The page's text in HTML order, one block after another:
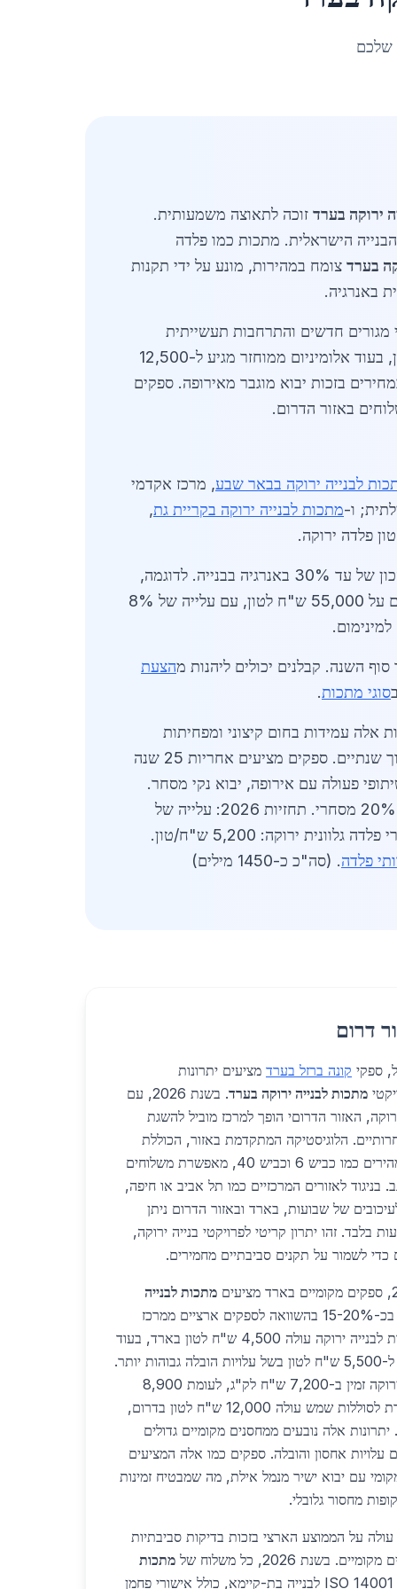
שלכם
ירוקה בערד זוכה לתאוצה משמעותית.
הישראלית. מתכות כמו פלדה
בערד צומח במהירות, מונע על ידי תקנות
באנרגיה.
מגורים חדשים והתרחבות תעשייתית
באזור. הפלדה הממוחזרת, שמהווה 60% משוק המתכות הירוקות, נמכרת במחיר ממוצע של 4,800 ש"ח לטון, בעוד אלומיניום ממוחזר מגיע ל-12,500
נתונים אלה מבוססים על דוחות רשמיים של לשכת סחר הפלדה בישראל ומשקפים ירידה של 5% במחירים בזכות יבוא מוגבר מאירופה. ספקים
לבנייה ירוקה בבאר שבע, מרכז אקדמי
ו-מתכות לבנייה ירוקה בקריית גת,
כוללים עמידות גבוהה בפני קורוזיה, בזכות ציפויים אורגניים ללא כרום, וחיסכון של עד 30% באנרגיה בבנייה. לדוגמה,
פרויקט מגורים בערד משתמש בפלדה ממוחזרת שמפחיתה פליטות CO2 ב-40%. מחירי נחושת ירוקה עומדים על 55,000 ש"ח לטון, עם עלייה של 8%
הצעת
סוגי מתכות.
בערד, אזור נגב מדברי, מתכות אלה עמידות בחום קיצוני ומפחיתות
צריכת מיזוג אוויר. השוואה: פלדה רגילה 4,200 ש"ח/טון לעומת ירוקה 4,800 ש"ח/טון, עם החזר השקעה תוך שנתיים. ספקים מציעים אחריות 25 שנה
מחיר 11,800 ש"ח/טון. השוק צומח בזכות שיתופי פעולה עם אירופה, יבוא נקי מסחר.
בערד, מרכזי הפצה חדשים מאפשרים משלוחים תוך 24 שעות. ביקוש מגזרים: 50% מגורים, 30% תעשייה, 20% מסחרי. תחזיות 2026: עלייה של
25% בביקוש אלומיניום ירוק. ספקים מקומיים משקיעים בטכנולוגיות חיתוך אקולוגיות, ללא גזים רעילים. מחירי פלדה גלוונית ירוקה: 5,200 ש"ח/טון.
פלדה. (סה"כ כ-1450 מילים)
דרום
ספקי קונה ברזל בערד מציעים יתרונות
מתכות לבנייה ירוקה בערד
. בשנת 2026, עם
האזור הדרוםי הופך למרכז מוביל להשגת
הלוגיסטיקה המתקדמת באזור, הכוללת
קרבה לנמל אשדוד ולכבישי מהירים כמו כביש 6 וכביש 40, מאפשרת משלוחים
בניגוד לאזורים המרכזיים כמו תל אביב או חיפה,
של שבועות, בארד ובאזור הדרום ניתן
משלוחים תוך 48 שעות בלבד. זהו יתרון קריטי לפרויקטי בנייה ירוקה,
כדי לשמור על תקנים סביבתיים מחמירים.
מתכות לבנייה
במחירים נמוכים בכ-15-20% בהשוואה לספקים ארציים ממרכז
הארץ. לדוגמה, פלדה ממוחזרת לבנייה ירוקה עולה 4,500 ש"ח לטון בארד, בעוד
שבאזור המרכז המחיר מטפס ל-5,500 ש"ח לטון בשל עלויות הובלה גבוהות יותר.
אלומיניום קל משקל לתקרה ירוקה זמין ב-7,200 ש"ח לק"ג, לעומת 8,900
ש"ח בירושלים. נחושת מבודדת לסוללות שמש עולה 12,000 ש"ח לטון בדרום,
בצפון. יתרונות אלה נובעים ממחסנים מקומיים גדולים
אחסון והובלה. ספקים כמו אלה המציעים
עם יבוא ישיר מנמל אילת, מה שמבטיח זמינות
מחסור גלובלי.
על הממוצע הארצי בזכות בדיקות סביבתיות
2026, כל משלוח של
מתכות
עובר תקן ISO 14001 לבנייה בת-קיימא, כולל אישורי פחמן